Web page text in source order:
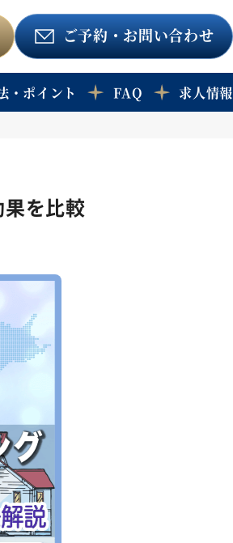
ご予約・お問い合わせ
・ポイント FAQ 求人情報
を比較